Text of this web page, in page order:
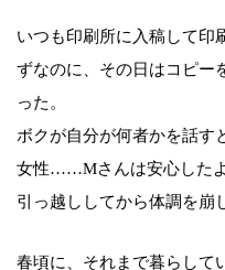
いつも印刷所に入稿して印
ずなのに、その日はコピー
った。
ボクが自分が何者かを話す
女性……Mさんは安心した
引っ越ししてから体調を崩
春頃に、それまで暮らして